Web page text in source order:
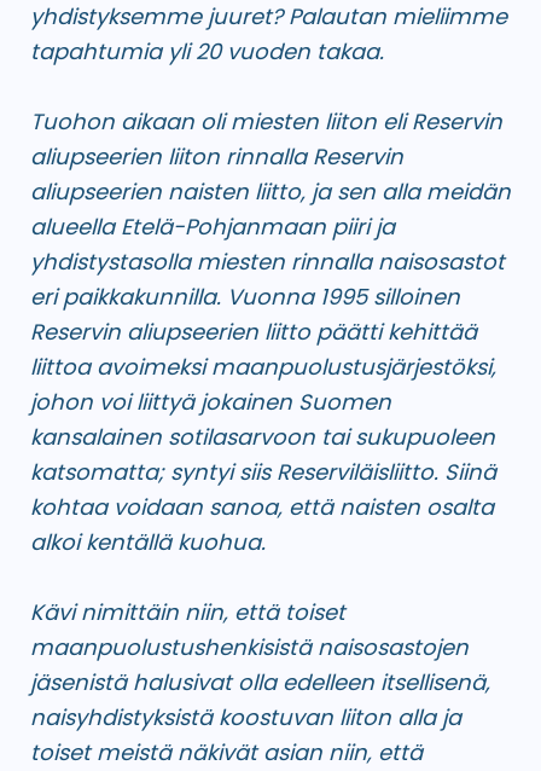
yhdistyksemme juuret? Palautan mieliimme
tapahtumia yli 20 vuoden takaa.
Tuohon aikaan oli miesten liiton eli Reservin
aliupseerien liiton rinnalla Reservin
aliupseerien naisten liitto, ja sen alla meidän
alueella Etelä-Pohjanmaan piiri ja
yhdistystasolla miesten rinnalla naisosastot
eri paikkakunnilla. Vuonna 1995 silloinen
Reservin aliupseerien liitto päätti kehittää
liittoa avoimeksi maanpuolustusjärjestöksi,
johon voi liittyä jokainen Suomen
kansalainen sotilasarvoon tai sukupuoleen
katsomatta; syntyi siis Reserviläisliitto. Siinä
kohtaa voidaan sanoa, että naisten osalta
alkoi kentällä kuohua.
Kävi nimittäin niin, että toiset
maanpuolustushenkisistä naisosastojen
jäsenistä halusivat olla edelleen itsellisenä,
naisyhdistyksistä koostuvan liiton alla ja
toiset meistä näkivät asian niin, että